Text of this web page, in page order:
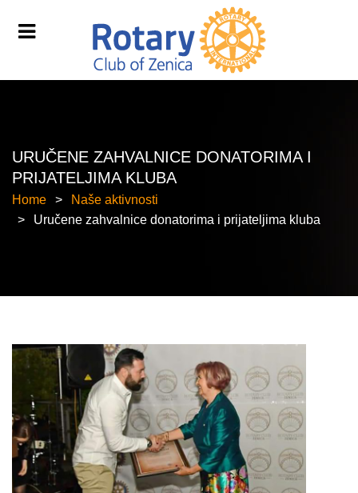
URUČENE ZAHVALNICE DONATORIMA I
PRIJATELJIMA KLUBA
Home
Naše aktivnosti
Uručene zahvalnice donatorima i prijateljima kluba